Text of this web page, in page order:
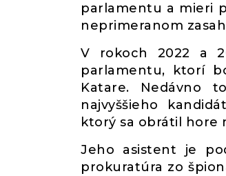
parlamentu a mieri
neprimeranom
V rokoch 2022 a
parlamentu, ktorí
Katare. Nedávno
najvyššieho
ktorý sa obrátil hore
Jeho asistent je
prokuratúra zo